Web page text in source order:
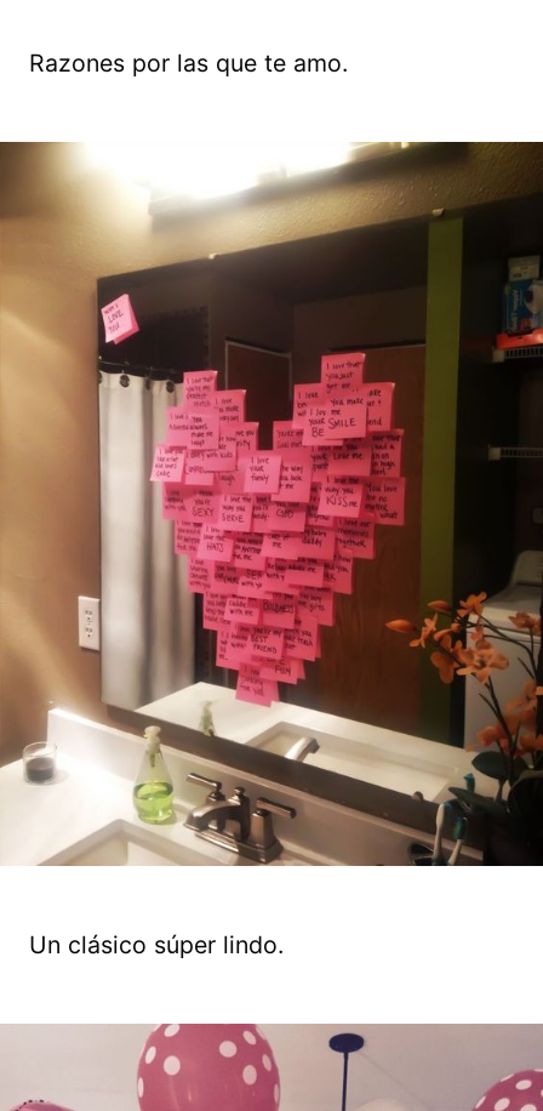
Razones por las que te amo.
Un clásico súper lindo.